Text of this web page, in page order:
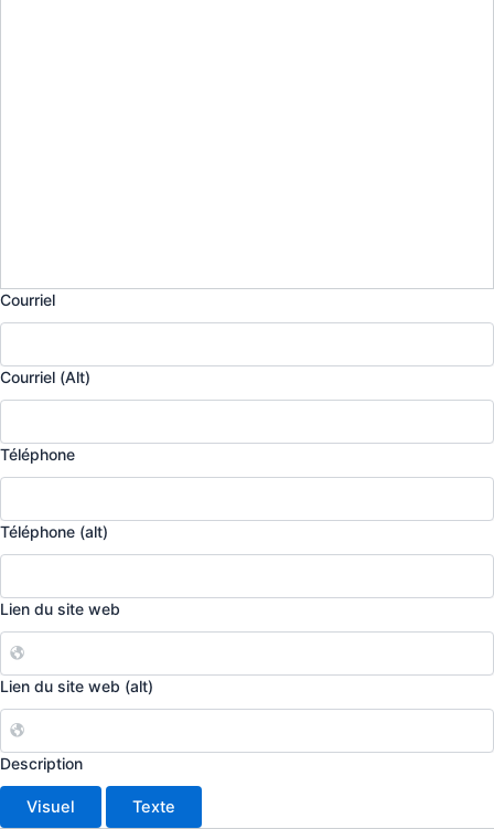
Courriel
Courriel (Alt)
Téléphone
Téléphone (alt)
Lien du site web
Lien du site web (alt)
Description
Visuel Texte